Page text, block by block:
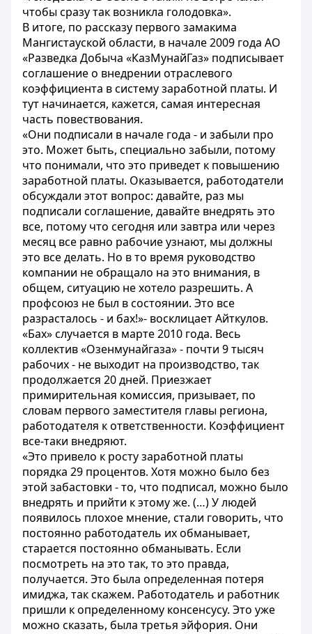
чтобы сразу так возникла голодовка».
В итоге, по рассказу первого замакима
Мангистауской области, в начале 2009 года АО
«Разведка Добыча «КазМунайГаз» подписывает
соглашение о внедрении отраслевого
коэффициента в систему заработной платы. И
тут начинается, кажется, самая интересная
часть повествования.
«Они подписали в начале года - и забыли про
это. Может быть, специально забыли, потому
что понимали, что это приведет к повышению
заработной платы. Оказывается, работодатели
обсуждали этот вопрос: давайте, раз мы
подписали соглашение, давайте внедрять это
все, потому что сегодня или завтра или через
месяц все равно рабочие узнают, мы должны
это все делать. Но в то время руководство
компании не обращало на это внимания, в
общем, ситуацию не хотело разрешить. А
профсоюз не был в состоянии. Это все
разрасталось - и бах!»- восклицает Айткулов.
«Бах» случается в марте 2010 года. Весь
коллектив «Озенмунайгаза» - почти 9 тысяч
рабочих - не выходит на производство, так
продолжается 20 дней. Приезжает
примирительная комиссия, призывает, по
словам первого заместителя главы региона,
работодателя к ответственности. Коэффициент
все-таки внедряют.
«Это привело к росту заработной платы
порядка 29 процентов. Хотя можно было без
этой забастовки - то, что подписал, можно было
внедрять и прийти к этому же. (…) У людей
появилось плохое мнение, стали говорить, что
постоянно работодатель их обманывает,
старается постоянно обманывать. Если
посмотреть на это так, то это правда,
получается. Это была определенная потеря
имиджа, так скажем. Работодатель и работник
пришли к определенному консенсусу. Это уже
можно сказать, была третья эйфория. Они